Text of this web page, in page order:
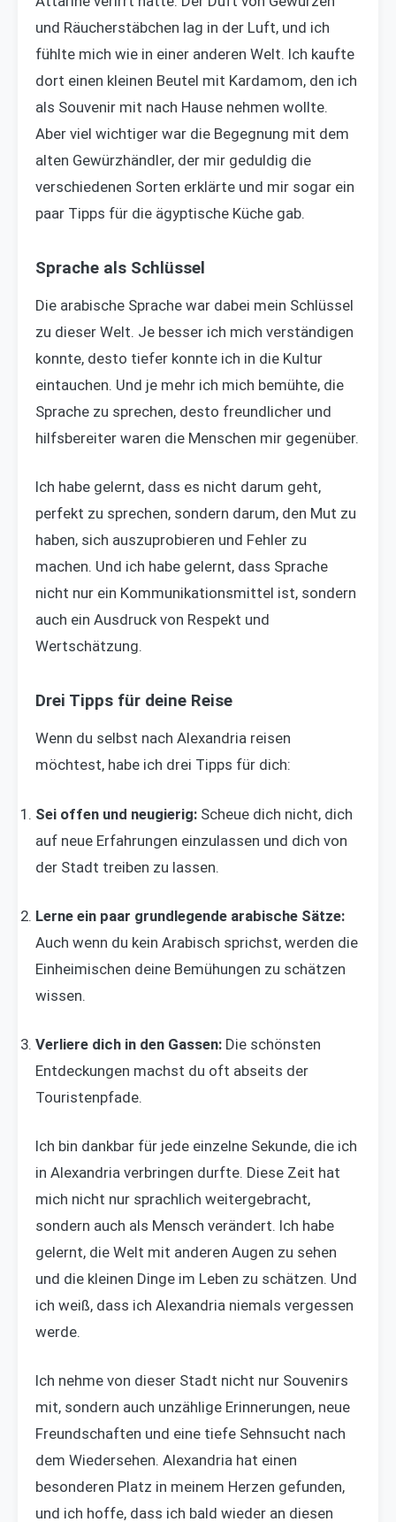
und Räucherstäbchen lag in der Luft, und ich
fühlte mich wie in einer anderen Welt. Ich kaufte
dort einen kleinen Beutel mit Kardamom, den ich
als Souvenir mit nach Hause nehmen wollte.
Aber viel wichtiger war die Begegnung mit dem
alten Gewürzhändler, der mir geduldig die
verschiedenen Sorten erklärte und mir sogar ein
paar Tipps für die ägyptische Küche gab.
Sprache als Schlüssel
Die arabische Sprache war dabei mein Schlüssel
zu dieser Welt. Je besser ich mich verständigen
konnte, desto tiefer konnte ich in die Kultur
eintauchen. Und je mehr ich mich bemühte, die
Sprache zu sprechen, desto freundlicher und
hilfsbereiter waren die Menschen mir gegenüber.
Ich habe gelernt, dass es nicht darum geht,
perfekt zu sprechen, sondern darum, den Mut zu
haben, sich auszuprobieren und Fehler zu
machen. Und ich habe gelernt, dass Sprache
nicht nur ein Kommunikationsmittel ist, sondern
auch ein Ausdruck von Respekt und
Wertschätzung.
Drei Tipps für deine Reise
Wenn du selbst nach Alexandria reisen
möchtest, habe ich drei Tipps für dich:
Sei offen und neugierig: Scheue dich nicht, dich
auf neue Erfahrungen einzulassen und dich von
der Stadt treiben zu lassen.
Lerne ein paar grundlegende arabische Sätze:
Auch wenn du kein Arabisch sprichst, werden die
Einheimischen deine Bemühungen zu schätzen
wissen.
Verliere dich in den Gassen: Die schönsten
Entdeckungen machst du oft abseits der
Touristenpfade.
Ich bin dankbar für jede einzelne Sekunde, die ich
in Alexandria verbringen durfte. Diese Zeit hat
mich nicht nur sprachlich weitergebracht,
sondern auch als Mensch verändert. Ich habe
gelernt, die Welt mit anderen Augen zu sehen
und die kleinen Dinge im Leben zu schätzen. Und
ich weiß, dass ich Alexandria niemals vergessen
werde.
Ich nehme von dieser Stadt nicht nur Souvenirs
mit, sondern auch unzählige Erinnerungen, neue
Freundschaften und eine tiefe Sehnsucht nach
dem Wiedersehen. Alexandria hat einen
besonderen Platz in meinem Herzen gefunden,
und ich hoffe, dass ich bald wieder an diesen